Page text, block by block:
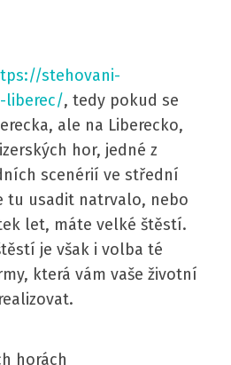
stehovani-
liberec/, tedy pokud se
ale na Liberecko,
hor, jedné z
scenérií ve střední
tu usadit natrvalo, nebo
let, máte velké štěstí.
je však i volba té
která vám vaše životní